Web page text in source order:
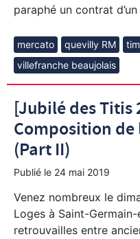
paraphé un contrat d’un
mercato quevilly RM
villefranche beaujolais
[Jubilé des Titis
Composition de
(Part II)
Publié le 24 mai 2019
Venez nombreux le
Loges à Saint-
retrouvailles entre